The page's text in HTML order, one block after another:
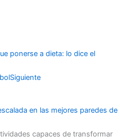
ponerse a dieta: lo dice el
Siguiente
en las mejores paredes de
capaces de transformar